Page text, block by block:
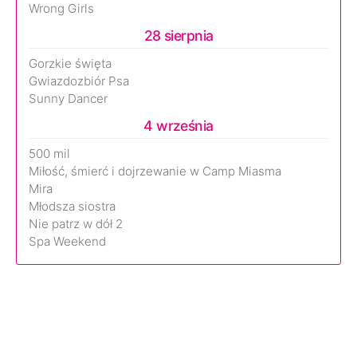
Wrong Girls
28 sierpnia
Gorzkie święta
Gwiazdozbiór Psa
Sunny Dancer
4 września
500 mil
Miłość, śmierć i dojrzewanie w Camp Miasma
Mira
Młodsza siostra
Nie patrz w dół 2
Spa Weekend